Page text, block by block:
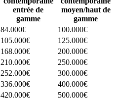
entrée de
gamme
moyen/haut de
gamme
84.000€
100.000€
105.000€
125.000€
168.000€
200.000€
210.000€
250.000€
252.000€
300.000€
336.000€
400.000€
420.000€ 500.000€